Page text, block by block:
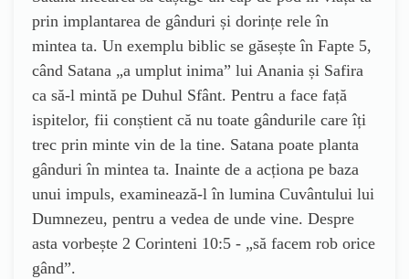
prin implantarea de gânduri și dorințe rele în
mintea ta. Un exemplu biblic se găsește în Fapte 5,
când Satana „a umplut inima” lui Anania și Safira
ca să-l mintă pe Duhul Sfânt. Pentru a face față
ispitelor, fii conștient că nu toate gândurile care îți
trec prin minte vin de la tine. Satana poate planta
gânduri în mintea ta. Inainte de a acționa pe baza
unui impuls, examinează-l în lumina Cuvântului lui
Dumnezeu, pentru a vedea de unde vine. Despre
asta vorbește 2 Corinteni 10:5 - „să facem rob orice
gând”.